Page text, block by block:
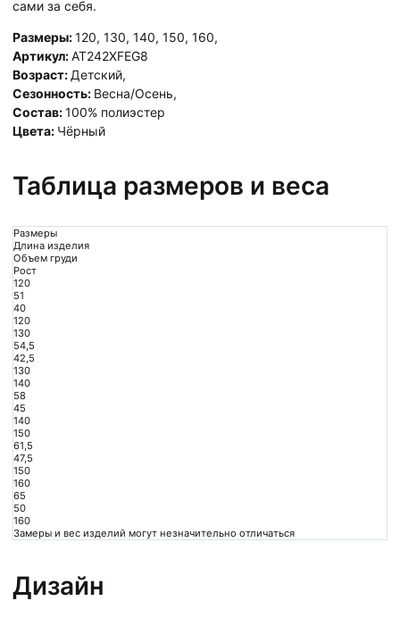
сами за себя.
Размеры:120, 130, 140, 150, 160,
Артикул:AT242XFEG8
Возраст: Детский,
Сезонность: Весна/Осень,
Состав:100% полиэстер
Цвета: Чёрный
Таблица размеров и веса
Размеры
Длина изделия
Объем груди
Рост
120
51
40
120
130
54,5
42,5
130
140
58
45
140
150
61,5
47,5
150
160
65
50
160
Замеры и вес изделий могут незначительно отличаться
Дизайн